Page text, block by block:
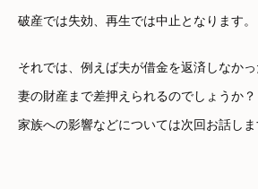
破産では失効、再生では中止となります。
それでは、例えば夫が借金を返済しなかっ
妻の財産まで差押えられるのでしょうか？
家族への影響などについては次回お話しま